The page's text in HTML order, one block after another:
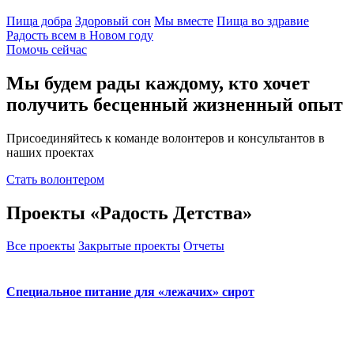
Пища добра Здоровый сон Мы вместе Пища во здравие
Радость всем в Новом году
Помочь сейчас
Мы будем рады каждому, кто хочет
получить бесценный жизненный опыт
Присоединяйтесь к команде волонтеров и консультантов в
наших проектах
Стать волонтером
Проекты «Радость Детства»
Все проекты Закрытые проекты Отчеты
Специальное питание для «лежачих» сирот